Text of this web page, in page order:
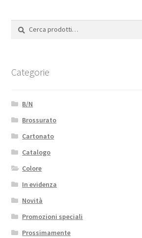
Cerca:
Cerca
Categorie
B/N
Brossurato
Cartonato
Catalogo
Colore
In evidenza
Novità
Promozioni speciali
Prossimamente